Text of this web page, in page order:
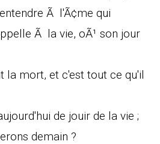
Ã l'Ã¢me qui
Ã la vie, oÃ¹ son jour
la mort, et c'est tout ce qu'il
de jouir de la vie ;
demain ?